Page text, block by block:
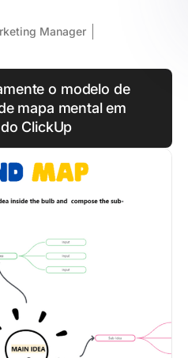
Manager
o modelo de
mapa mental em
ClickUp